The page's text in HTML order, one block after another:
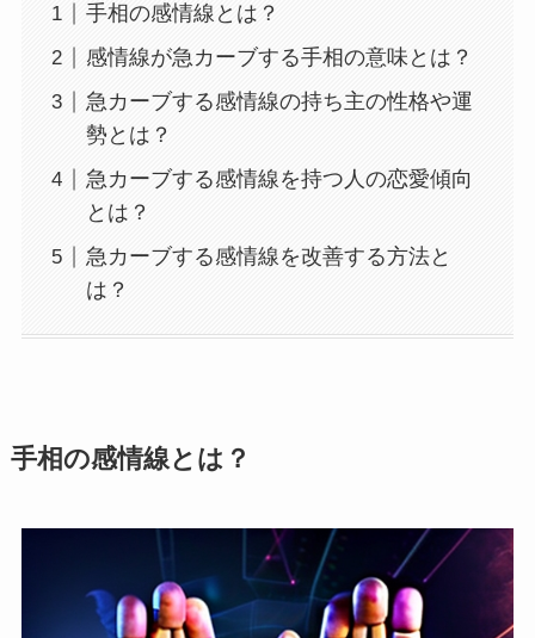
手相の感情線とは？
感情線が急カーブする手相の意味とは？
急カーブする感情線の持ち主の性格や運
勢とは？
急カーブする感情線を持つ人の恋愛傾向
とは？
急カーブする感情線を改善する方法と
は？
手相の感情線とは？